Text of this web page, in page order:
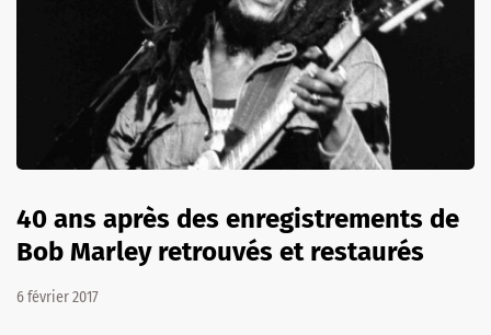
40 ans après des enregistrements de
Bob Marley retrouvés et restaurés
6 février 2017